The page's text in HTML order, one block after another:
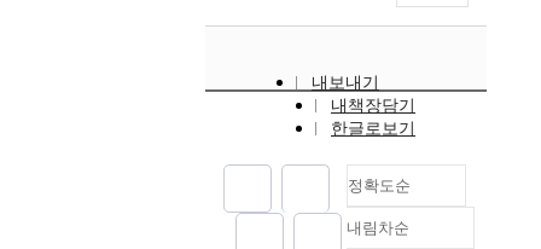
내보내기
내책장담기
한글로보기
정확도순
정확도
내림차순